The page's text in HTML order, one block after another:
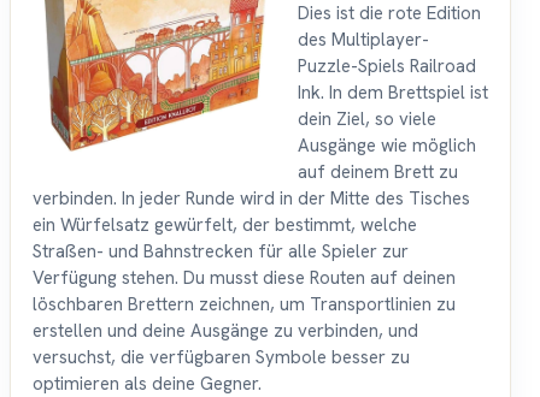
Dies ist die rote Edition
des Multiplayer-
Puzzle-Spiels Railroad
Ink. In dem Brettspiel ist
dein Ziel, so viele
Ausgänge wie möglich
auf deinem Brett zu
verbinden. In jeder Runde wird in der Mitte des Tisches
ein Würfelsatz gewürfelt, der bestimmt, welche
Straßen- und Bahnstrecken für alle Spieler zur
Verfügung stehen. Du musst diese Routen auf deinen
löschbaren Brettern zeichnen, um Transportlinien zu
erstellen und deine Ausgänge zu verbinden, und
versuchst, die verfügbaren Symbole besser zu
optimieren als deine Gegner.